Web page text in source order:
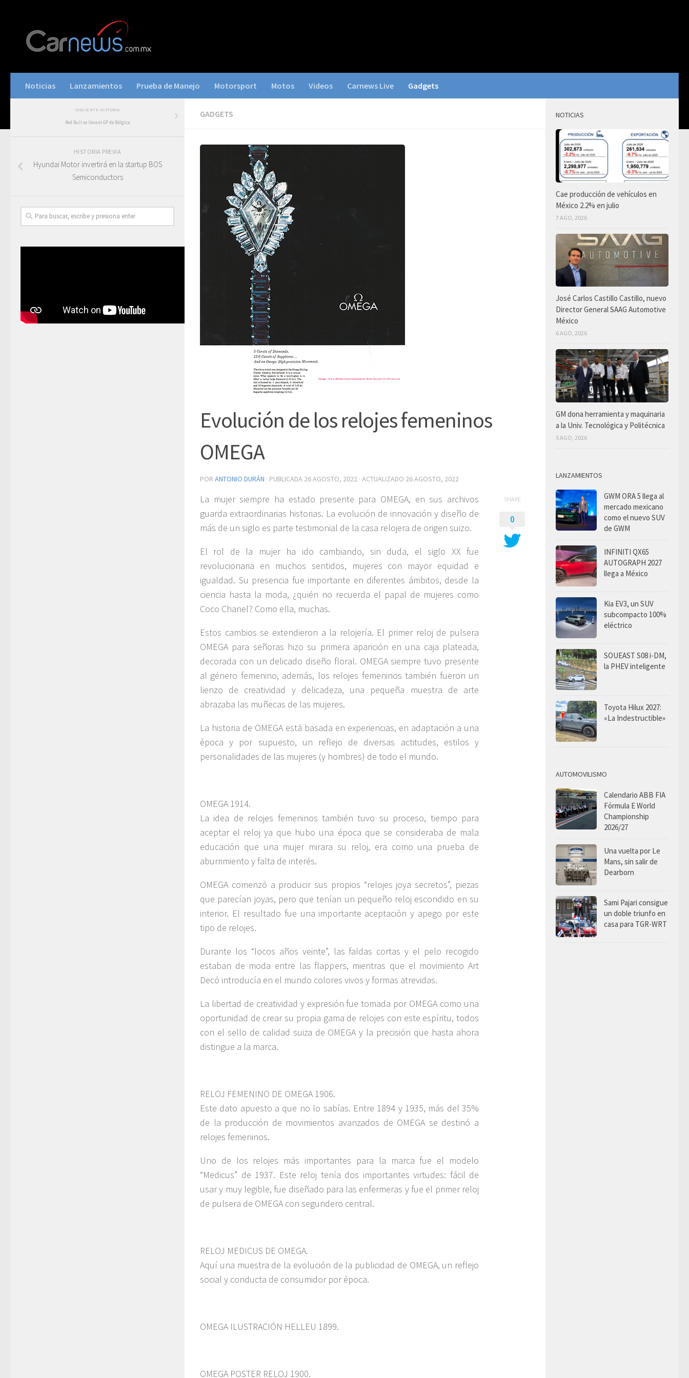
Noticias Lanzamientos Prueba de Manejo Motorsport Motos Videos Carnews Live Gadgets
GADGETS
Evolución de los relojes femeninos
OMEGA
POR ANTONIO DURÁN · PUBLICADA 26 AGOSTO, 2022 · ACTUALIZADO 26 AGOSTO, 2022
La mujer siempre ha estado presente para OMEGA, en sus archivos
guarda extraordinarias historias. La evolución de innovación y diseño de
más de un siglo es parte testimonial de la casa relojera de origen suizo.
El rol de la mujer ha ido cambiando, sin duda, el siglo XX fue
revolucionaria en muchos sentidos, mujeres con mayor equidad e
igualdad. Su presencia fue importante en diferentes ámbitos, desde la
ciencia hasta la moda, ¿quién no recuerda el papal de mujeres como
Coco Chanel? Como ella, muchas.
Estos cambios se extendieron a la relojería. El primer reloj de pulsera
OMEGA para señoras hizo su primera aparición en una caja plateada,
decorada con un delicado diseño floral. OMEGA siempre tuvo presente
al género femenino, además, los relojes femeninos también fueron un
lienzo de creatividad y delicadeza, una pequeña muestra de arte
abrazaba las muñecas de las mujeres.
La historia de OMEGA está basada en experiencias, en adaptación a una
época y por supuesto, un reflejo de diversas actitudes, estilos y
personalidades de las mujeres (y hombres) de todo el mundo.
OMEGA 1914.
La idea de relojes femeninos también tuvo su proceso, tiempo para
aceptar el reloj ya que hubo una época que se consideraba de mala
educación que una mujer mirara su reloj, era como una prueba de
aburrimiento y falta de interés.
OMEGA comenzó a producir sus propios “relojes joya secretos”, piezas
que parecían joyas, pero que tenían un pequeño reloj escondido en su
interior. El resultado fue una importante aceptación y apego por este
tipo de relojes.
Durante los “locos años veinte”, las faldas cortas y el pelo recogido
estaban de moda entre las flappers, mientras que el movimiento Art
Decó introducía en el mundo colores vivos y formas atrevidas.
La libertad de creatividad y expresión fue tomada por OMEGA como una
oportunidad de crear su propia gama de relojes con este espíritu, todos
con el sello de calidad suiza de OMEGA y la precisión que hasta ahora
distingue a la marca.
RELOJ FEMENINO DE OMEGA 1906.
Este dato apuesto a que no lo sabías. Entre 1894 y 1935, más del 35%
de la producción de movimientos avanzados de OMEGA se destinó a
relojes femeninos.
Uno de los relojes más importantes para la marca fue el modelo
“Medicus” de 1937. Este reloj tenía dos importantes virtudes: fácil de
usar y muy legible, fue diseñado para las enfermeras y fue el primer reloj
de pulsera de OMEGA con segundero central.
RELOJ MEDICUS DE OMEGA.
Aquí una muestra de la evolución de la publicidad de OMEGA, un reflejo
social y conducta de consumidor por época.
OMEGA ILUSTRACIÓN HELLEU 1899.
OMEGA POSTER RELOJ 1900.
SHARE
0
SIGUIENTE HISTORIA
Red Bull se lleva el GP de Bélgica
HISTORIA PREVIA
Hyundai Motor invertirá en la startup BOS
Semiconductors
NOTICIAS
Cae producción de vehículos en
México 2.2% en julio
7 AGO, 2026
José Carlos Castillo Castillo, nuevo
Director General SAAG Automotive
México
6 AGO, 2026
GM dona herramienta y maquinaria
a la Univ. Tecnológica y Politécnica
5 AGO, 2026
LANZAMIENTOS
GWM ORA 5 llega al
mercado mexicano
como el nuevo SUV
de GWM
INFINITI QX65
AUTOGRAPH 2027
llega a México
Kia EV3, un SUV
subcompacto 100%
eléctrico
SOUEAST S08 i-DM,
la PHEV inteligente
Toyota Hilux 2027:
«La Indestructible»
AUTOMOVILISMO
Calendario ABB FIA
Fórmula E World
Championship
2026/27
Una vuelta por Le
Mans, sin salir de
Dearborn
Sami Pajari consigue
un doble triunfo en
casa para TGR-WRT